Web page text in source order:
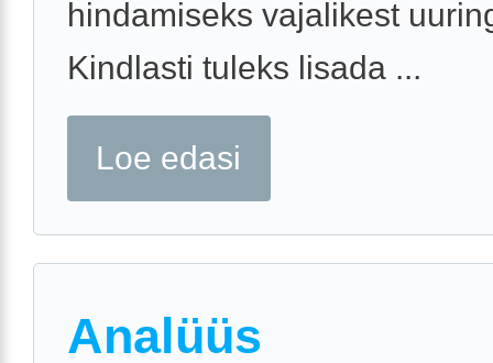
hindamiseks vajalikest
Kindlasti tuleks lisada ...
Loe edasi
Analüüs